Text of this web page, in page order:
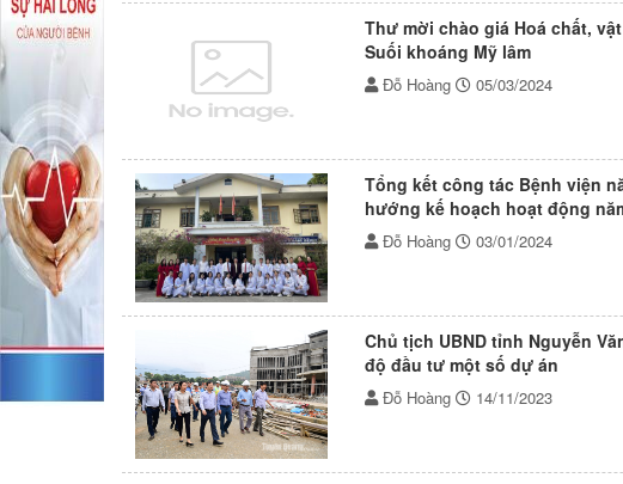
Thư mời chào giá Hoá chất,
Suối khoáng Mỹ lâm
Đỗ Hoàng
05/03/2024
Tổng kết công tác Bệnh viện
hướng kế hoạch hoạt động
Đỗ Hoàng
03/01/2024
Chủ tịch UBND tỉnh Nguyễn
độ đầu tư một số dự án
Đỗ Hoàng
14/11/2023